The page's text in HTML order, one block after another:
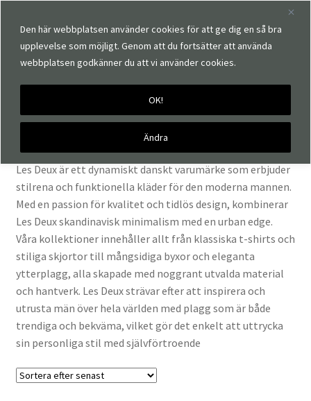
Den här webbplatsen använder cookies för att ge dig en så bra
upplevelse som möjligt. Genom att du fortsätter att använda
webbplatsen godkänner du att vi använder cookies.
Ändra
OK!
Hem
Märken Les Deux
Les Deux
Les Deux är ett dynamiskt danskt varumärke som erbjuder
stilrena och funktionella kläder för den moderna mannen.
Med en passion för kvalitet och tidlös design, kombinerar
Les Deux skandinavisk minimalism med en urban edge.
Våra kollektioner innehåller allt från klassiska t-shirts och
stiliga skjortor till mångsidiga byxor och eleganta
ytterplagg, alla skapade med noggrant utvalda material
och hantverk. Les Deux strävar efter att inspirera och
utrusta män över hela världen med plagg som är både
trendiga och bekväma, vilket gör det enkelt att uttrycka
sin personliga stil med självförtroende